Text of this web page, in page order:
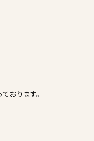
おります。